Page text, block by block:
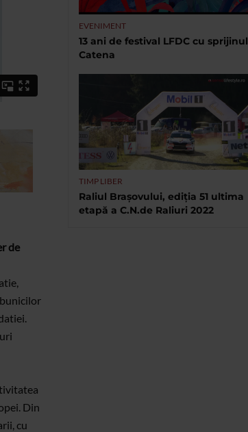
de
Din
cu
EVENIMENT
13 ani de festival LFDC cu sprijinul
Catena
TIMP LIBER
Raliul Brașovului, ediția 51 ultima
etapă a C.N.de Raliuri 2022